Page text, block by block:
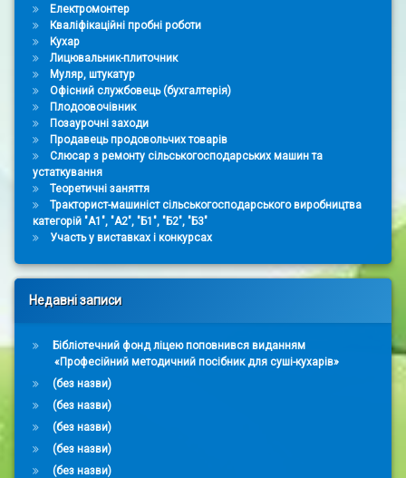
Електромонтер
Кваліфікаційні пробні роботи
Кухар
Лицювальник-плиточник
Муляр, штукатур
Офісний службовець (бухгалтерія)
Плодоовочівник
Позаурочні заходи
Продавець продовольчих товарів
Слюсар з ремонту сільськогосподарських машин та
устаткування
Теоретичні заняття
Тракторист-машиніст сільськогосподарського виробництва
категорій "А1", "А2", "Б1", "Б2", "Б3"
Участь у виставках і конкурсах
Недавні записи
Бібліотечний фонд ліцею поповнився виданням
«Професійний методичний посібник для суші-кухарів»
(без назви)
(без назви)
(без назви)
(без назви)
(без назви)